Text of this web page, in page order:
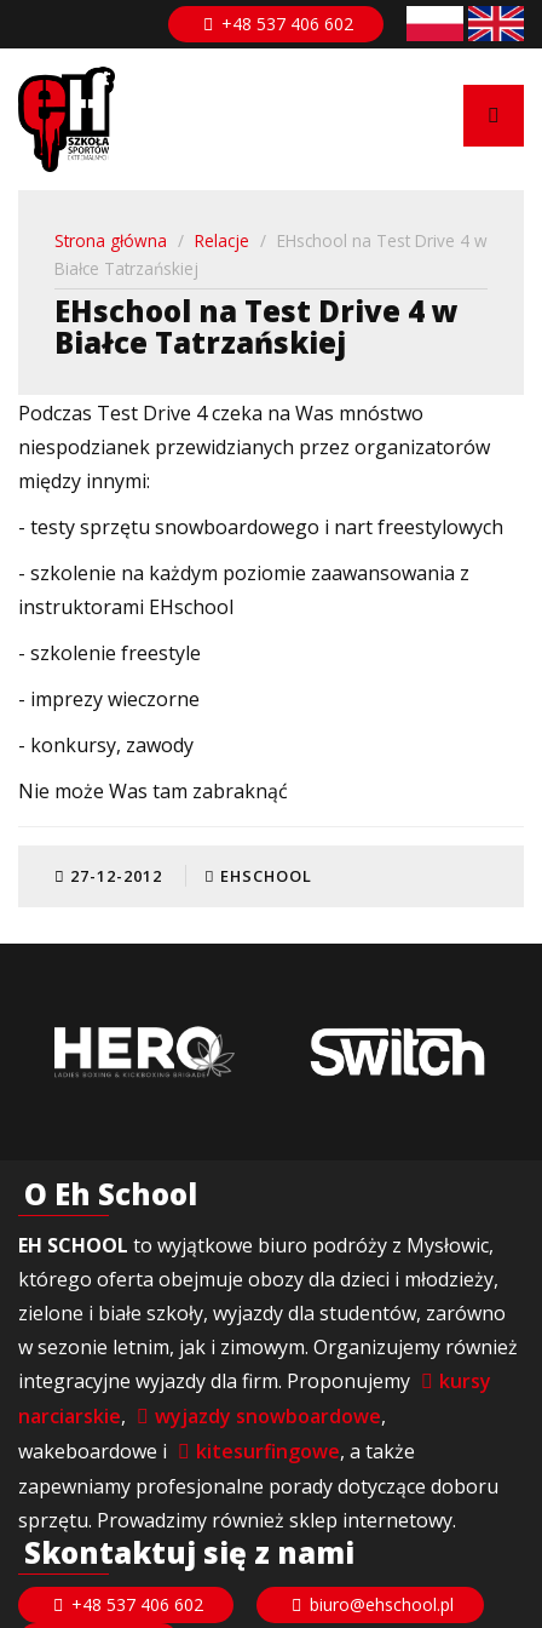
do
treści
+48 537 406 602
Strona główna / Relacje / EHschool na Test Drive 4 w
Białce Tatrzańskiej
EHschool na Test Drive 4 w
Białce Tatrzańskiej
Podczas Test Drive 4 czeka na Was mnóstwo
niespodzianek przewidzianych przez organizatorów
między innymi:
- testy sprzętu snowboardowego i nart freestylowych
- szkolenie na każdym poziomie zaawansowania z
instruktorami EHschool
- szkolenie freestyle
- imprezy wieczorne
- konkursy, zawody
Nie może Was tam zabraknąć
27-12-2012 EHSCHOOL
O Eh School
EH SCHOOL to wyjątkowe biuro podróży z Mysłowic,
którego oferta obejmuje obozy dla dzieci i młodzieży,
zielone i białe szkoły, wyjazdy dla studentów, zarówno
w sezonie letnim, jak i zimowym. Organizujemy również
integracyjne wyjazdy dla firm. Proponujemy
kursy
narciarskie, wyjazdy snowboardowe,
wakeboardowe i
kitesurfingowe, a także
zapewniamy profesjonalne porady dotyczące doboru
sprzętu. Prowadzimy również sklep internetowy.
Skontaktuj się z nami
+48 537 406 602 biuro@ehschool.pl